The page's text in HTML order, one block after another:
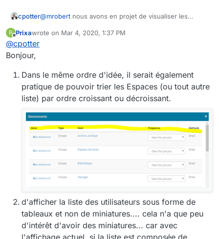
cpotter@mrobert nous avons en projet de visualiser les
votre demande car cela permettra des tris multiples
Bien cordialement,
P
Offline
Prixawrote on Mar 4, 2020, 1:37 PM
last edited by
@cpotter
Bonjour,
Dans le même ordre d'idée, il serait également
pratique de pouvoir trier les Espaces (ou tout autre
liste) par ordre croissant ou décroissant.
d'afficher la liste des utilisateurs sous forme de
tableaux et non de miniatures.... cela n'a que peu
d'intérêt d'avoir des miniatures... car avec
l'affichage actuel, si la liste est composée de